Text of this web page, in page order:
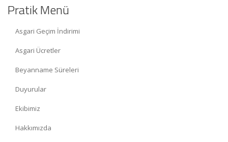
Pratik Menü
Asgari Geçim İndirimi
Asgari Ücretler
Beyanname Süreleri
Duyurular
Ekibimiz
Hakkımızda